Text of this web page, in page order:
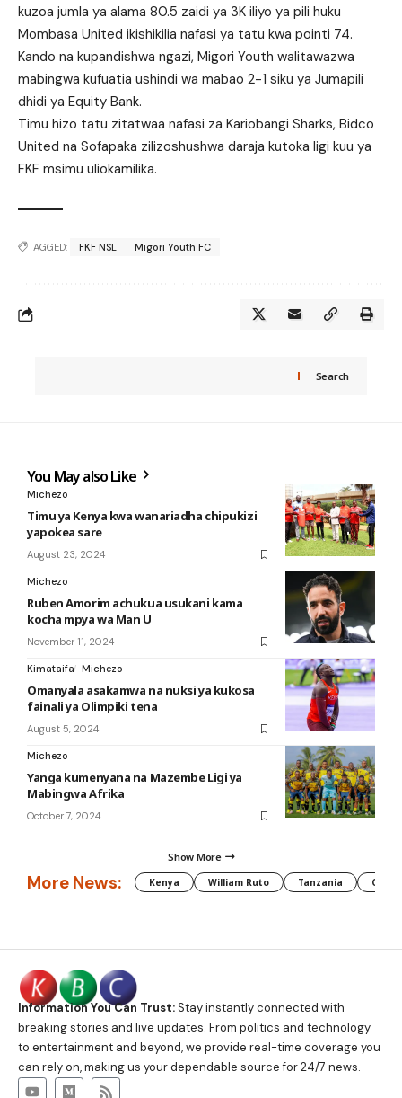
kuzoa jumla ya alama 80.5 zaidi ya 3K iliyo ya pili huku
Mombasa United ikishikilia nafasi ya tatu kwa pointi 74.
Kando na kupandishwa ngazi, Migori Youth walitawazwa
mabingwa kufuatia ushindi wa mabao 2-1 siku ya Jumapili
dhidi ya Equity Bank.
Timu hizo tatu zitatwaa nafasi za Kariobangi Sharks, Bidco
United na Sofapaka zilizoshushwa daraja kutoka ligi kuu ya
FKF msimu uliokamilika.
TAGGED: FKF NSL Migori Youth FC
Search
You May also Like
Michezo
Timu ya Kenya kwa wanariadha chipukizi
yapokea sare
August 23, 2024
Michezo
Ruben Amorim achukua usukani kama
kocha mpya wa Man U
November 11, 2024
Kimataifa Michezo
Omanyala asakamwa na nuksi ya kukosa
fainali ya Olimpiki tena
August 5, 2024
Michezo
Yanga kumenyana na Mazembe Ligi ya
Mabingwa Afrika
October 7, 2024
Show More
More News: Kenya William Ruto Tanzania CAF
Information You Can Trust:Stay instantly connected with
breaking stories and live updates. From politics and technology
to entertainment and beyond, we provide real-time coverage you
can rely on, making us your dependable source for 24/7 news.